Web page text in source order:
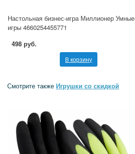
Настольная бизнес-игра Миллионер Умные
игры 4660254455771
498 руб.
В корзину
Смотрите также Игрушки со скидкой